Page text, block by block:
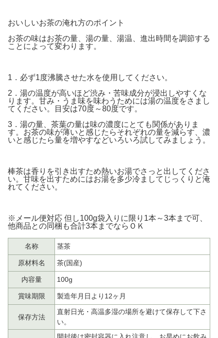
おいしいお茶の淹れ方のポイント
お茶の味はお茶の量、湯の量、湯温、進出時間 を調節する
ことによって変わります。
1．必ず1度沸騰させた水を使用してください。
2．湯の温度が高いほど渋み・苦味成分が浸出しやすくな
ります。甘み・うま味を味わうためには湯の温度をさまし
てください。目安は70度～80度です。
3．湯の量、茶葉の量は味の濃度にとても関係がありま
す。お茶の味が薄いと感じたらそれぞれの量を減らす、濃
いと感じたら量を増やすなどいろいろ試してみましょう。
棒茶は香りを引き出すため熱いお湯でさっと出してくださ
い。甘味を出すためにはお湯を多少冷ましてじっくりと淹
れてください。
※メール便対応 但し100g袋入りに限り1本～3本まで可、
他商品との同梱も合計3本までならＯＫ
名称 茎茶
原材料名 茶(国産)
内容量 100g
賞味期限 製造年月日より12ヶ月
保存方法
直射日光・高温多湿の場所を避けて保存して下さ
い。